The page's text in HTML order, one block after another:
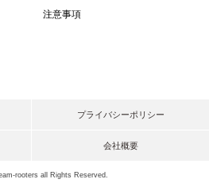
注意事項
プライバシーポリシー
会社概要
rooters all Rights Reserved.